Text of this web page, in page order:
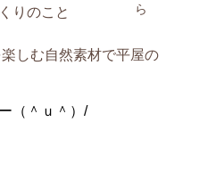
ら
りのこと
しむ自然素材で平屋の
（＾ｕ＾）/